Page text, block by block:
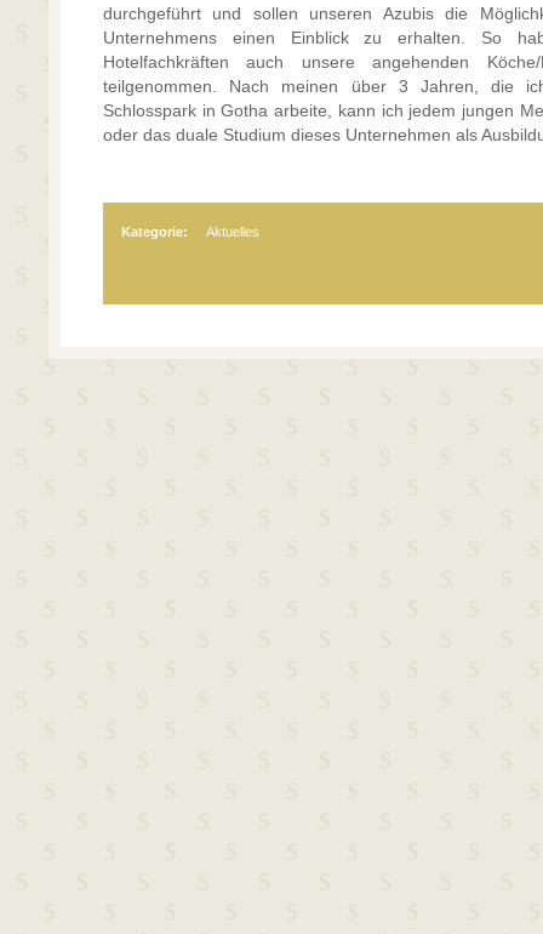
durchgeführt und sollen unseren Azubis die
Unternehmens einen Einblick zu erhalten. So
Hotelfachkräften auch unsere angehenden
teilgenommen. Nach meinen über 3 Jahren, die
Schlosspark in Gotha arbeite, kann ich jedem jungen
oder das duale Studium dieses Unternehmen als
Kategorie: Aktuelles